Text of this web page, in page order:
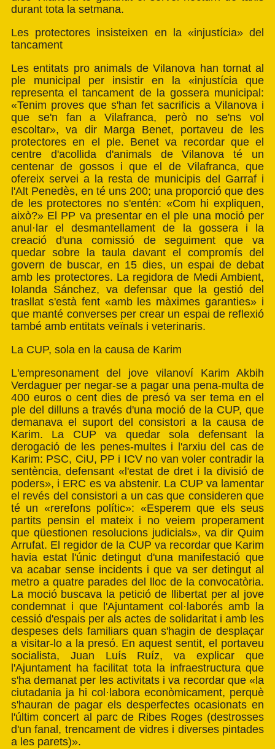
durant tota la setmana.
Les protectores insisteixen en la «injustícia» del
tancament
Les entitats pro animals de Vilanova han tornat al
ple municipal per insistir en la «injustícia que
representa el tancament de la gossera municipal:
«Tenim proves que s'han fet sacrificis a Vilanova i
que se'n fan a Vilafranca, però no se'ns vol
escoltar», va dir Marga Benet, portaveu de les
protectores en el ple. Benet va recordar que el
centre d'acollida d'animals de Vilanova té un
centenar de gossos i que el de Vilafranca, que
ofereix servei a la resta de municipis del Garraf i
l'Alt Penedès, en té uns 200; una proporció que des
de les protectores no s'entén: «Com hi expliquen,
això?» El PP va presentar en el ple una moció per
anul·lar el desmantellament de la gossera i la
creació d'una comissió de seguiment que va
quedar sobre la taula davant el compromís del
govern de buscar, en 15 dies, un espai de debat
amb les protectores. La regidora de Medi Ambient,
Iolanda Sánchez, va defensar que la gestió del
trasllat s'està fent «amb les màximes garanties» i
que manté converses per crear un espai de reflexió
també amb entitats veïnals i veterinaris.
La CUP, sola en la causa de Karim
L'empresonament del jove vilanoví Karim Akbih
Verdaguer per negar-se a pagar una pena-multa de
400 euros o cent dies de presó va ser tema en el
ple del dilluns a través d'una moció de la CUP, que
demanava el suport del consistori a la causa de
Karim. La CUP va quedar sola defensant la
derogació de les penes-multes i l'arxiu del cas de
Karim: PSC, CiU, PP i ICV no van voler contradir la
sentència, defensant «l'estat de dret i la divisió de
poders», i ERC es va abstenir. La CUP va lamentar
el revés del consistori a un cas que consideren que
té un «rerefons polític»: «Esperem que els seus
partits pensin el mateix i no veiem properament
que qüestionen resolucions judicials», va dir Quim
Arrufat. El regidor de la CUP va recordar que Karim
havia estat l'únic detingut d'una manifestació que
va acabar sense incidents i que va ser detingut al
metro a quatre parades del lloc de la convocatòria.
La moció buscava la petició de llibertat per al jove
condemnat i que l'Ajuntament col·laborés amb la
cessió d'espais per als actes de solidaritat i amb les
despeses dels familiars quan s'hagin de desplaçar
a visitar-lo a la presó. En aquest sentit, el portaveu
socialista, Juan Luís Ruíz, va explicar que
l'Ajuntament ha facilitat tota la infraestructura que
s'ha demanat per les activitats i va recordar que «la
ciutadania ja hi col·labora econòmicament, perquè
s'hauran de pagar els desperfectes ocasionats en
l'últim concert al parc de Ribes Roges (destrosses
d'un fanal, trencament de vidres i diverses pintades
a les parets)».